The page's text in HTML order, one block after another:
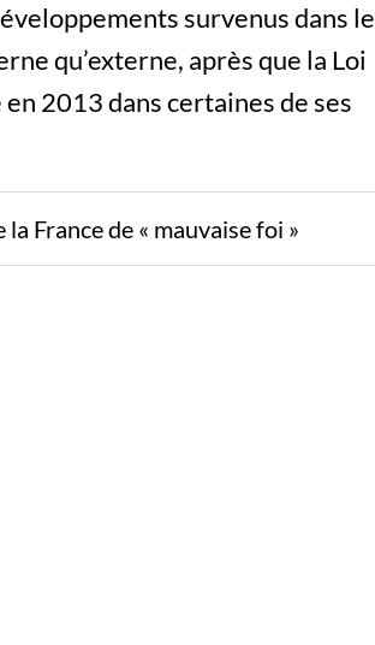
survenus dans le
qu’externe, après que la Loi
2013 dans certaines de ses
France de « mauvaise foi »